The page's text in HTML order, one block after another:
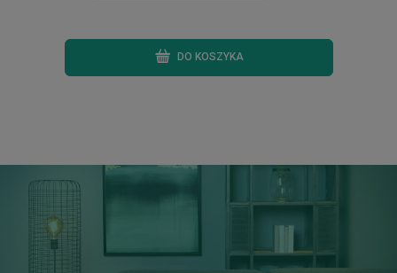
DO KOSZYKA